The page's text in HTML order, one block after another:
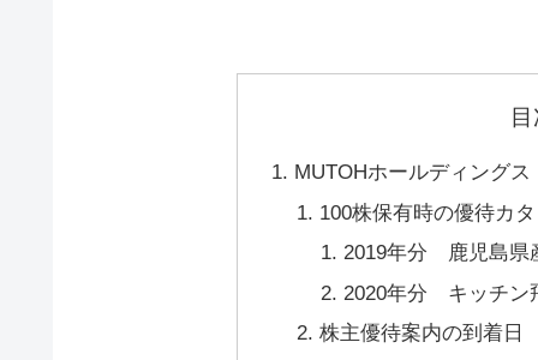
MUTOHホールディング
100株保有時の優待カ
2019年分 鹿児島県
2020年分 キッチン
株主優待案内の到着日